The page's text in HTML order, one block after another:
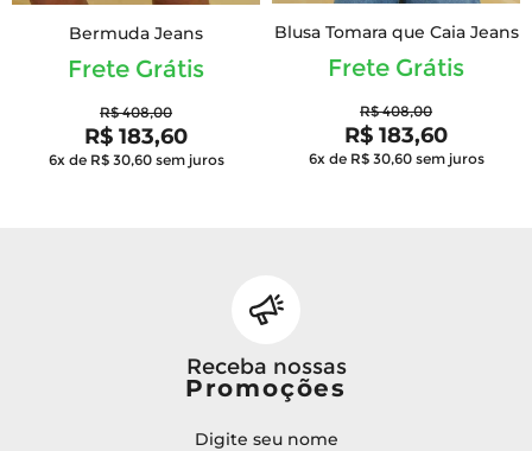
Bermuda Jeans
Frete Grátis
R$ 408,00
R$ 183,60
6x de R$ 30,60 sem juros
Blusa Tomara que Caia Jeans
Frete Grátis
R$ 408,00
R$ 183,60
6x de R$ 30,60 sem juros
Receba nossas
Promoções